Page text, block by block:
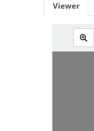
Viewer